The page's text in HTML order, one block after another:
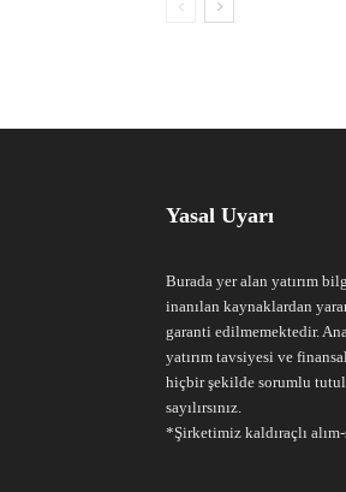
Yasal Uyarı
Burada yer alan yatırım
inanılan kaynaklardan
garanti edilmemektedir.
yatırım tavsiyesi ve
hiçbir şekilde sorumlu
sayılırsınız.
*Şirketimiz kaldıraçlı